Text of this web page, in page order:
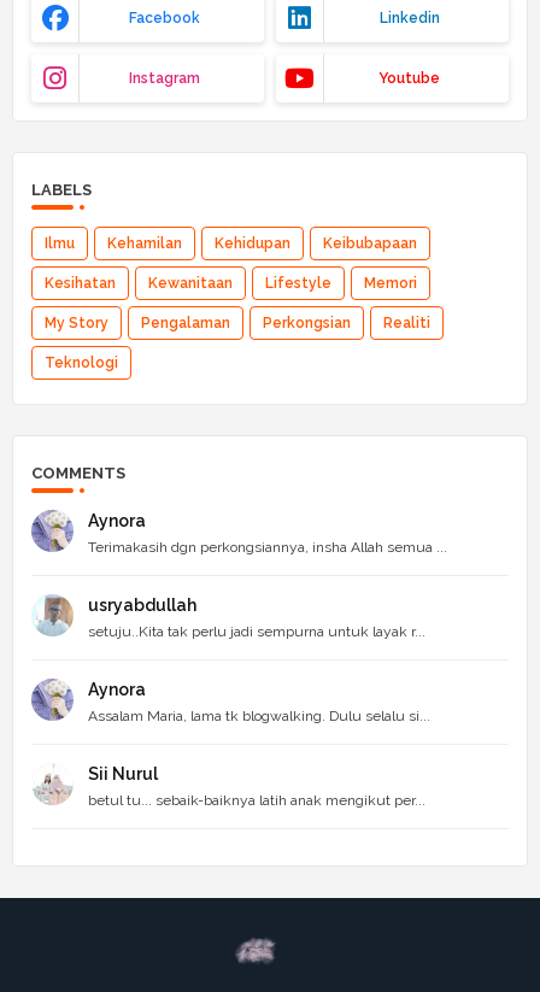
Facebook Linkedin
Instagram Youtube
LABELS
Ilmu Kehamilan Kehidupan Keibubapaan
Kesihatan Kewanitaan Lifestyle Memori
My Story Pengalaman Perkongsian Realiti
Teknologi
COMMENTS
Aynora
Terimakasih dgn perkongsiannya, insha Allah semua ...
usryabdullah
setuju..Kita tak perlu jadi sempurna untuk layak r...
Aynora
Assalam Maria, lama tk blogwalking. Dulu selalu si...
Sii Nurul
betul tu... sebaik-baiknya latih anak mengikut per...